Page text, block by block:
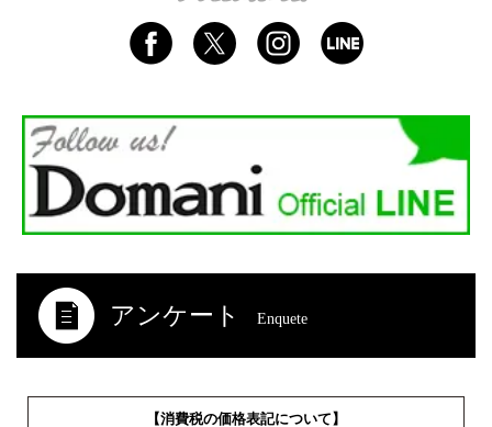
アンケート Enquete
【消費税の価格表記について】